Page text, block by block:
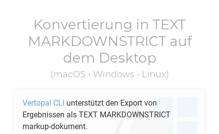
Konvertierung in TEXT
MARKDOWNSTRICTauf
dem Desktop
(macOS • Windows • Linux)
Vertopal CLI unterstützt den Export von
Ergebnissen als TEXT MARKDOWNSTRICT
markup-dokument.